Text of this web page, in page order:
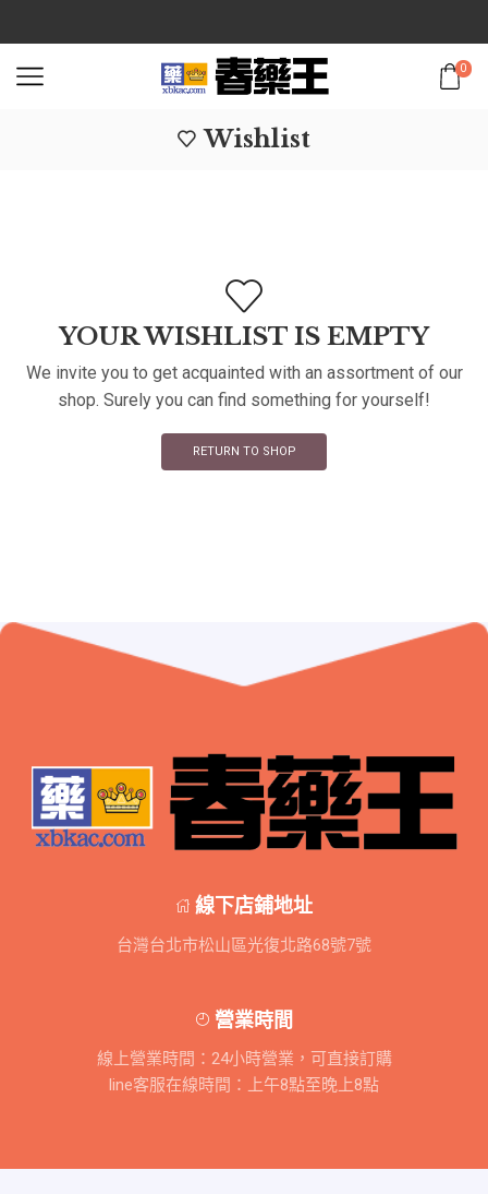
0
Wishlist
YOUR WISHLIST IS EMPTY
We invite you to get acquainted with an assortment of our
shop. Surely you can find something for yourself!
RETURN TO SHOP
線下店鋪地址
台灣台北市松山區光復北路68號7號
營業時間
線上營業時間：24小時營業，可直接訂購
line客服在線時間：上午8點至晚上8點